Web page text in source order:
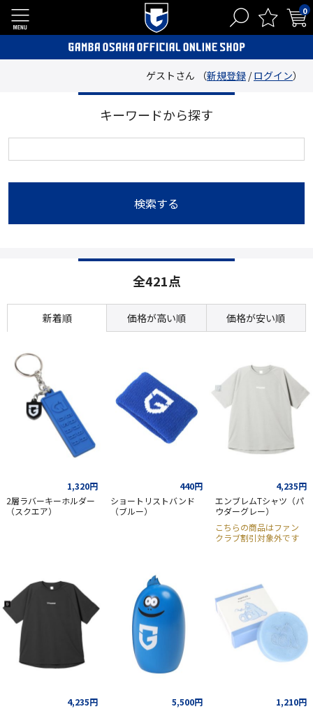
0
ゲストさん （新規登録 /ログイン）
キーワードから探す
検索する
全421点
新着順 価格が高い順 価格が安い順
1,320円
2層ラバーキーホルダー
（スクエア）
440円
ショートリストバンド
（ブルー）
4,235円
エンブレムTシャツ（パ
ウダーグレー）
こちらの商品はファン
クラブ割引対象外です
4,235円
5,500円
1,210円